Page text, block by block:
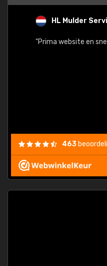
HL Mulder
"Prima website en
463